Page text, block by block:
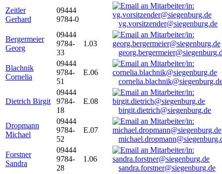
Zeitler
Gerhard
09444
9784-0
vg.vorsitzender@siegenburg.de
Bergermeier
Georg
09444
9784-
33
1.03
Blachnik
Cornelia
09444
9784-
51
E.06
Dietrich Birgit
09444
9784-
18
E.08
birgit.dietrich@siegenburg.de
Dropmann
Michael
09444
9784-
52
E.07
Forstner
Sandra
09444
9784-
28
1.06
sandra.forstner@siegenburg.de